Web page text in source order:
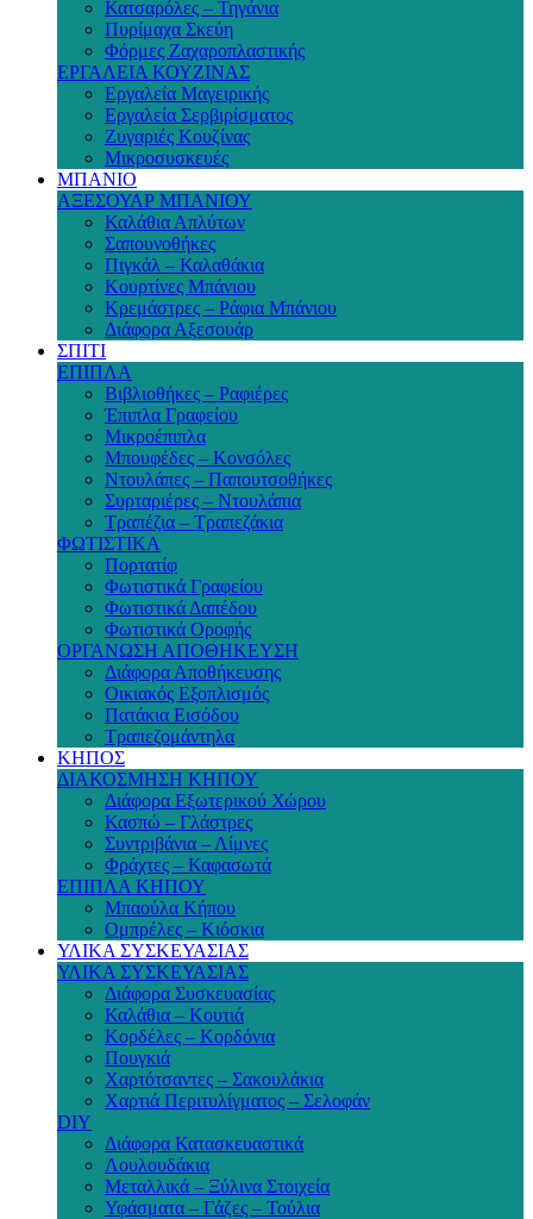
Κατσαρόλες – Τηγάνια
Πυρίμαχα Σκεύη
Φόρμες Ζαχαροπλαστικής
ΕΡΓΑΛΕΙΑ ΚΟΥΖΙΝΑΣ
Εργαλεία Μαγειρικής
Εργαλεία Σερβιρίσματος
Ζυγαριές Κουζίνας
Μικροσυσκευές
ΜΠΑΝΙΟ
ΑΞΕΣΟΥΑΡ ΜΠΑΝΙΟΥ
Καλάθια Απλύτων
Σαπουνοθήκες
Πιγκάλ – Καλαθάκια
Κουρτίνες Μπάνιου
Κρεμάστρες – Ράφια Μπάνιου
Διάφορα Αξεσουάρ
ΣΠΙΤΙ
ΕΠΙΠΛΑ
Βιβλιοθήκες – Ραφιέρες
Έπιπλα Γραφείου
Μικροέπιπλα
Μπουφέδες – Κονσόλες
Ντουλάπες – Παπουτσοθήκες
Συρταριέρες – Ντουλάπια
Τραπέζια – Τραπεζάκια
ΦΩΤΙΣΤΙΚΑ
Πορτατίφ
Φωτιστικά Γραφείου
Φωτιστικά Δαπέδου
Φωτιστικά Οροφής
ΟΡΓΑΝΩΣΗ ΑΠΟΘΗΚΕΥΣΗ
Διάφορα Αποθήκευσης
Οικιακός Εξοπλισμός
Πατάκια Εισόδου
Τραπεζομάντηλα
ΚΗΠΟΣ
ΔΙΑΚΟΣΜΗΣΗ ΚΗΠΟΥ
Διάφορα Εξωτερικού Χώρου
Κασπώ – Γλάστρες
Συντριβάνια – Λίμνες
Φράχτες – Καφασωτά
ΕΠΙΠΛΑ ΚΗΠΟΥ
Μπαούλα Κήπου
Ομπρέλες – Κιόσκια
ΥΛΙΚΑ ΣΥΣΚΕΥΑΣΙΑΣ
ΥΛΙΚΑ ΣΥΣΚΕΥΑΣΙΑΣ
Διάφορα Συσκευασίας
Καλάθια – Κουτιά
Κορδέλες – Κορδόνια
Πουγκιά
Χαρτότσαντες – Σακουλάκια
Χαρτιά Περιτυλίγματος – Σελοφάν
DIY
Διάφορα Κατασκευαστικά
Λουλουδάκια
Μεταλλικά – Ξύλινα Στοιχεία
Υφάσματα – Γάζες – Τούλια